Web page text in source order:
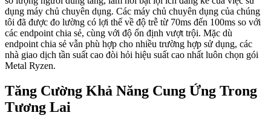
dụng máy chủ chuyên dụng. Các máy chủ chuyên dụng của chúng
tôi đã được đo lường có lợi thế về độ trễ từ 70ms đến 100ms so với
các endpoint chia sẻ, cùng với độ ổn định vượt trội. Mặc dù
endpoint chia sẻ vẫn phù hợp cho nhiều trường hợp sử dụng, các
nhà giao dịch tần suất cao đòi hỏi hiệu suất cao nhất luôn chọn gói
Metal Ryzen.
Tăng Cường Khả Năng Cung Ứng Trong
Tương Lai